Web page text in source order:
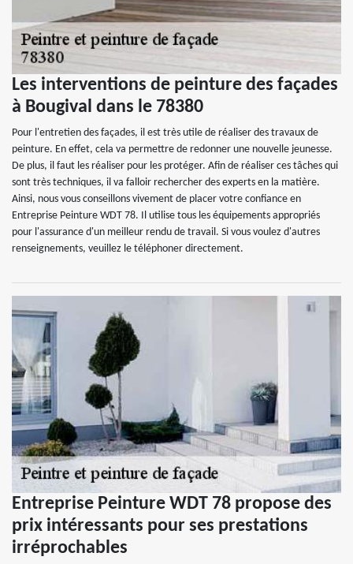
Les interventions de peinture des façades
à Bougival dans le 78380
Pour l'entretien des façades, il est très utile de réaliser des travaux de
peinture. En effet, cela va permettre de redonner une nouvelle jeunesse.
De plus, il faut les réaliser pour les protéger. Afin de réaliser ces tâches qui
sont très techniques, il va falloir rechercher des experts en la matière.
Ainsi, nous vous conseillons vivement de placer votre confiance en
Entreprise Peinture WDT 78. Il utilise tous les équipements appropriés
pour l'assurance d'un meilleur rendu de travail. Si vous voulez d'autres
renseignements, veuillez le téléphoner directement.
Entreprise Peinture WDT 78 propose des
prix intéressants pour ses prestations
irréprochables